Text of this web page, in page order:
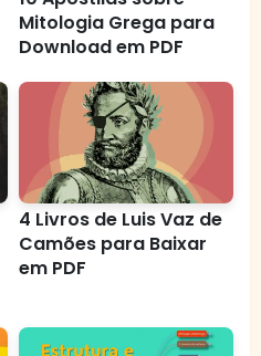
Mitologia Grega para
Download em PDF
4 Livros de Luis Vaz de
Camões para Baixar
em PDF